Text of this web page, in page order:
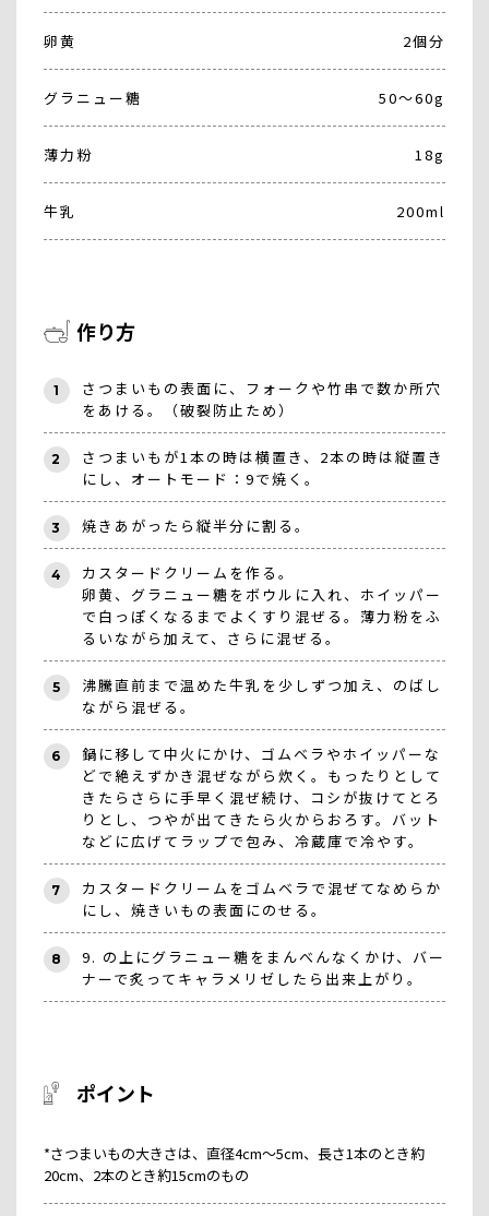
卵黄 2個分
グラニュー糖 50〜60g
薄力粉 18g
牛乳 200ml
作り方
1
さつまいもの表面に、フォークや竹串で数か所穴
をあける。（破裂防止ため）
2
さつまいもが1本の時は横置き、2本の時は縦置き
にし、オートモード：9で焼く。
3 焼きあがったら縦半分に割る。
4
カスタードクリームを作る。
卵黄、グラニュー糖をボウルに入れ、ホイッパー
で白っぽくなるまでよくすり混ぜる。薄力粉をふ
るいながら加えて、さらに混ぜる。
5
沸騰直前まで温めた牛乳を少しずつ加え、のばし
ながら混ぜる。
6
鍋に移して中火にかけ、ゴムベラやホイッパーな
どで絶えずかき混ぜながら炊く。もったりとして
きたらさらに手早く混ぜ続け、コシが抜けてとろ
りとし、つやが出てきたら火からおろす。バット
などに広げてラップで包み、冷蔵庫で冷やす。
7
カスタードクリームをゴムベラで混ぜてなめらか
にし、焼きいもの表面にのせる。
8
9. の上にグラニュー糖をまんべんなくかけ、バー
ナーで炙ってキャラメリゼしたら出来上がり。
ポイント
*さつまいもの大きさは、直径4cm～5cm、長さ1本のとき約
20cm、2本のとき約15cmのもの